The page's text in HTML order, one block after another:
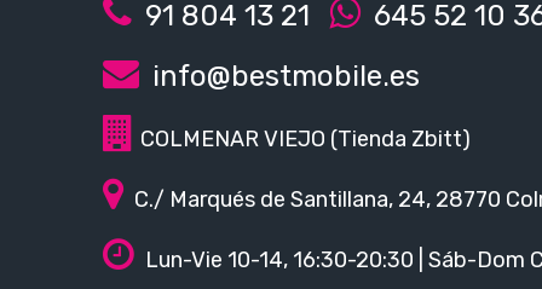
91 804 13 21
645 52 10
info@bestmobile.es
COLMENAR VIEJO (Tienda Zbitt)
C./ Marqués de Santillana, 24, 28770
Lun-Vie 10-14, 16:30-20:30 | Sáb-Dom